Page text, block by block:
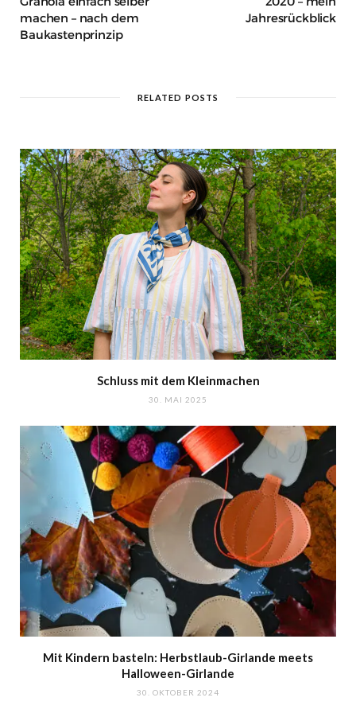
machen – nach dem
Baukastenprinzip
Jahresrückblick
RELATED POSTS
Schluss mit dem Kleinmachen
30. MAI 2025
Mit Kindern basteln: Herbstlaub-Girlande meets
Halloween-Girlande
30. OKTOBER 2024